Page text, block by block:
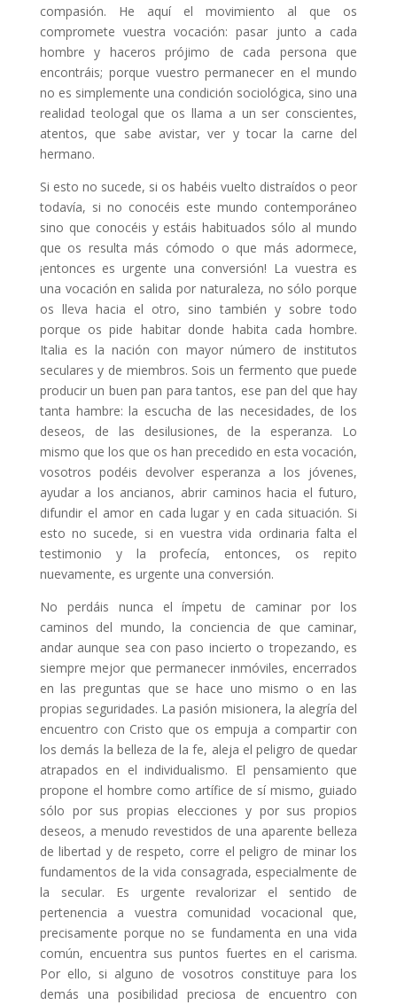
compasión. He aquí el movimiento al que os
compromete vuestra vocación: pasar junto a cada
hombre y haceros prójimo de cada persona que
encontráis; porque vuestro permanecer en el mundo
no es simplemente una condición sociológica, sino una
realidad teologal que os llama a un ser conscientes,
atentos, que sabe avistar, ver y tocar la carne del
hermano.
Si esto no sucede, si os habéis vuelto distraídos o peor
todavía, si no conocéis este mundo contemporáneo
sino que conocéis y estáis habituados sólo al mundo
que os resulta más cómodo o que más adormece,
¡entonces es urgente una conversión! La vuestra es
una vocación en salida por naturaleza, no sólo porque
os lleva hacia el otro, sino también y sobre todo
porque os pide habitar donde habita cada hombre.
Italia es la nación con mayor número de institutos
seculares y de miembros. Sois un fermento que puede
producir un buen pan para tantos, ese pan del que hay
tanta hambre: la escucha de las necesidades, de los
deseos, de las desilusiones, de la esperanza. Lo
mismo que los que os han precedido en esta vocación,
vosotros podéis devolver esperanza a los jóvenes,
ayudar a los ancianos, abrir caminos hacia el futuro,
difundir el amor en cada lugar y en cada situación. Si
esto no sucede, si en vuestra vida ordinaria falta el
testimonio y la profecía, entonces, os repito
nuevamente, es urgente una conversión.
No perdáis nunca el ímpetu de caminar por los
caminos del mundo, la conciencia de que caminar,
andar aunque sea con paso incierto o tropezando, es
siempre mejor que permanecer inmóviles, encerrados
en las preguntas que se hace uno mismo o en las
propias seguridades. La pasión misionera, la alegría del
encuentro con Cristo que os empuja a compartir con
los demás la belleza de la fe, aleja el peligro de quedar
atrapados en el individualismo. El pensamiento que
propone el hombre como artífice de sí mismo, guiado
sólo por sus propias elecciones y por sus propios
deseos, a menudo revestidos de una aparente belleza
de libertad y de respeto, corre el peligro de minar los
fundamentos de la vida consagrada, especialmente de
la secular. Es urgente revalorizar el sentido de
pertenencia a vuestra comunidad vocacional que,
precisamente porque no se fundamenta en una vida
común, encuentra sus puntos fuertes en el carisma.
Por ello, si alguno de vosotros constituye para los
demás una posibilidad preciosa de encuentro con